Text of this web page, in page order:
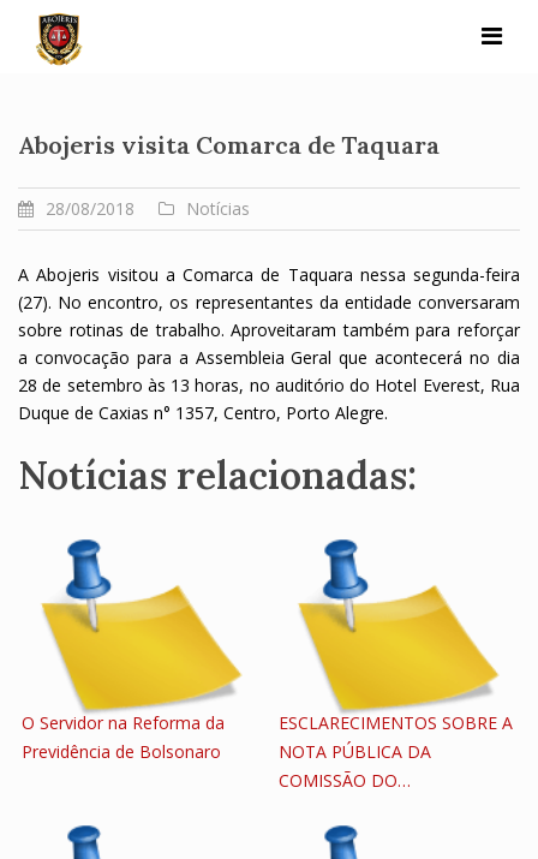
content
Abojeris visita Comarca de Taquara
28/08/2018 Notícias
A Abojeris visitou a Comarca de Taquara nessa segunda-feira
(27). No encontro, os representantes da entidade conversaram
sobre rotinas de trabalho. Aproveitaram também para reforçar
a convocação para a Assembleia Geral que acontecerá no dia
28 de setembro às 13 horas, no auditório do Hotel Everest, Rua
Duque de Caxias n° 1357, Centro, Porto Alegre.
Notícias relacionadas:
O Servidor na Reforma da
Previdência de Bolsonaro
ESCLARECIMENTOS SOBRE A
NOTA PÚBLICA DA
COMISSÃO DO…